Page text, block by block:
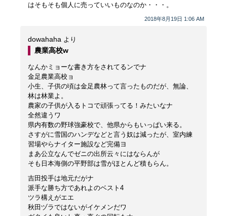
2018年8月19日 1:06 AM
はそもそも個人に売っていいものなのか・・・。
dowahaha より
農業高校w
なんかミョーな書き方をされてるンでナ
金足農業高校ョ
小生、子供の頃は金足農林って言ったものだが、無論、
林は林業よ。
農家の子供が入るトコで頑張ってる！みたいなナ
全然違うワ
県内有数の野球強豪校で、他県からもいっぱい来る。
さすがに雪国のハンデなどと言う奴は減ったが、室内練
習場やらナイター施設など完備ヨ
まあ公立なんでゼニの出所云々にはならんが
そも日本海側の平野部は雪がほとんど積もらん。
吉田投手は地元だがナ
派手な勝ち方であれよのベスト4
ツラ構えがエエ
秋田ヅラではないがイケメンだワ